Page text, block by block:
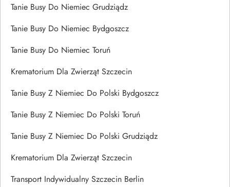
Tanie Busy Do Niemiec Grudziądz
Tanie Busy Do Niemiec Bydgoszcz
Tanie Busy Do Niemiec Toruń
Krematorium Dla Zwierząt Szczecin
Tanie Busy Z Niemiec Do Polski Bydgoszcz
Tanie Busy Z Niemiec Do Polski Toruń
Tanie Busy Z Niemiec Do Polski Grudziądz
Krematorium Dla Zwierząt Szczecin
Transport Indywidualny Szczecin Berlin